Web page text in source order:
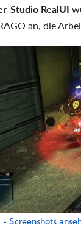
Studio RealUI
an, die
Screenshots